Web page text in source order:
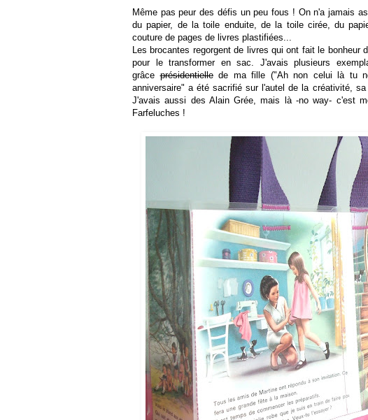
Même pas peur des défis un peu fous ! On n'a jamais
du papier, de la toile enduite, de la toile cirée, du
couture de pages de livres plastifiées...
Les brocantes regorgent de livres qui ont fait le
pour le transformer en sac. J'avais plusieurs
grâceprésidentiellede ma fille ("Ah non celui là tu
anniversaire" a été sacrifié sur l'autel de la créativité,
J'avais aussi des Alain Grée, mais là -no way- c'est
Farfeluches !